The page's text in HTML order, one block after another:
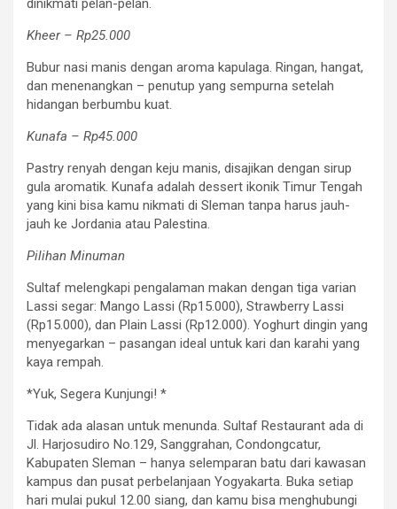
dinikmati pelan-pelan.
Kheer – Rp25.000
Bubur nasi manis dengan aroma kapulaga. Ringan, hangat,
dan menenangkan – penutup yang sempurna setelah
hidangan berbumbu kuat.
Kunafa – Rp45.000
Pastry renyah dengan keju manis, disajikan dengan sirup
gula aromatik. Kunafa adalah dessert ikonik Timur Tengah
yang kini bisa kamu nikmati di Sleman tanpa harus jauh-
jauh ke Jordania atau Palestina.
Pilihan Minuman
Sultaf melengkapi pengalaman makan dengan tiga varian
Lassi segar: Mango Lassi (Rp15.000), Strawberry Lassi
(Rp15.000), dan Plain Lassi (Rp12.000). Yoghurt dingin yang
menyegarkan – pasangan ideal untuk kari dan karahi yang
kaya rempah.
*Yuk, Segera Kunjungi! *
Tidak ada alasan untuk menunda. Sultaf Restaurant ada di
Jl. Harjosudiro No.129, Sanggrahan, Condongcatur,
Kabupaten Sleman – hanya selemparan batu dari kawasan
kampus dan pusat perbelanjaan Yogyakarta. Buka setiap
hari mulai pukul 12.00 siang, dan kamu bisa menghubungi